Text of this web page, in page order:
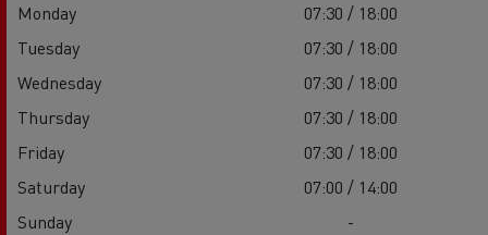
Monday
07:30 / 18:00
Tuesday
07:30 / 18:00
Wednesday
07:30 / 18:00
Thursday
07:30 / 18:00
Friday
07:30 / 18:00
Saturday
07:00 / 14:00
Sunday
-